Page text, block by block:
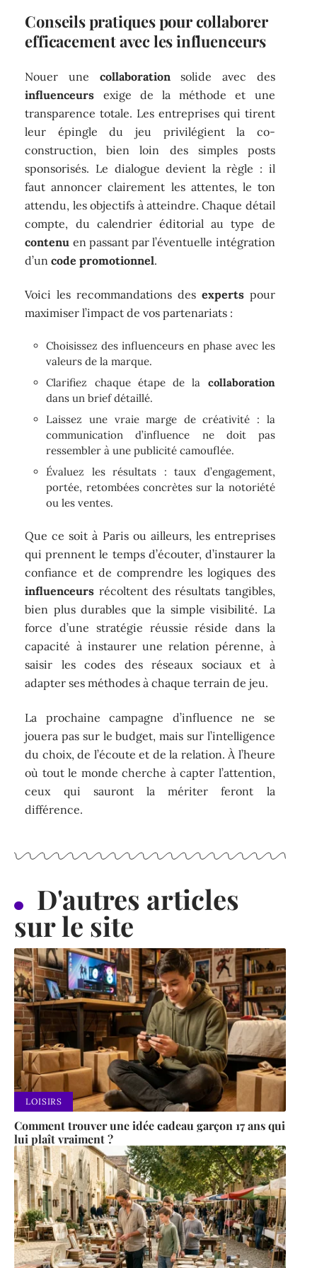
Conseils pratiques pour collaborer
efficacement avec les influenceurs
Nouer une collaborationsolide avec des
influenceurs exige de la méthode et une
transparence totale. Les entreprises qui tirent
leur épingle du jeu privilégient la co-
construction, bien loin des simples posts
sponsorisés. Le dialogue devient la règle : il
faut annoncer clairement les attentes, le ton
attendu, les objectifs à atteindre. Chaque détail
compte, du calendrier éditorial au type de
contenu en passant par l’éventuelle intégration
d’uncode promotionnel.
Voici les recommandations des expertspour
maximiser l’impact de vos partenariats :
Choisissez des influenceurs en phase avec les
valeurs de la marque.
Clarifiez chaque étape de la collaboration
dans un brief détaillé.
Laissez une vraie marge de créativité : la
communication d’influence ne doit pas
ressembler à une publicité camouflée.
Évaluez les résultats : taux d’engagement,
portée, retombées concrètes sur la notoriété
ou les ventes.
Que ce soit à Paris ou ailleurs, les entreprises
qui prennent le temps d’écouter, d’instaurer la
confiance et de comprendre les logiques des
influenceurs récoltent des résultats tangibles,
bien plus durables que la simple visibilité. La
force d’une stratégie réussie réside dans la
capacité à instaurer une relation pérenne, à
saisir les codes des réseaux sociaux et à
adapter ses méthodes à chaque terrain de jeu.
La prochaine campagne d’influence ne se
jouera pas sur le budget, mais sur l’intelligence
du choix, de l’écoute et de la relation. À l’heure
où tout le monde cherche à capter l’attention,
ceux qui sauront la mériter feront la
différence.
D'autres articles
sur le site
LOISIRS
Comment trouver une idée cadeau garçon 17 ans qui
lui plaît vraiment ?